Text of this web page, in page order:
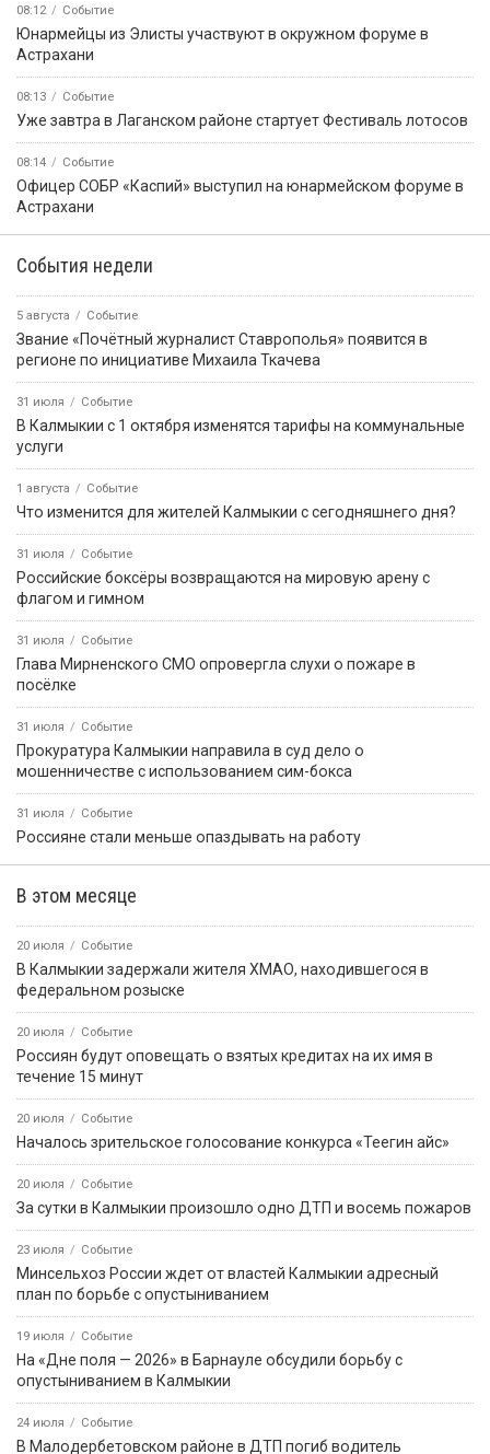
08:12 Событие
Юнармейцы из Элисты участвуют в окружном форуме в
Астрахани
08:13 Событие
Уже завтра в Лаганском районе стартует Фестиваль лотосов
08:14 Событие
Офицер СОБР «Каспий» выступил на юнармейском форуме в
Астрахани
События недели
5 августа Событие
Звание «Почётный журналист Ставрополья» появится в
регионе по инициативе Михаила Ткачева
31 июля Событие
В Калмыкии с 1 октября изменятся тарифы на коммунальные
услуги
1 августа Событие
Что изменится для жителей Калмыкии с сегодняшнего дня?
31 июля Событие
Российские боксёры возвращаются на мировую арену с
флагом и гимном
31 июля Событие
Глава Мирненского СМО опровергла слухи о пожаре в
посёлке
31 июля Событие
Прокуратура Калмыкии направила в суд дело о
мошенничестве с использованием сим-бокса
31 июля Событие
Россияне стали меньше опаздывать на работу
В этом месяце
20 июля Событие
В Калмыкии задержали жителя ХМАО, находившегося в
федеральном розыске
20 июля Событие
Россиян будут оповещать о взятых кредитах на их имя в
течение 15 минут
20 июля Событие
Началось зрительское голосование конкурса «Теегин айс»
20 июля Событие
За сутки в Калмыкии произошло одно ДТП и восемь пожаров
23 июля Событие
Минсельхоз России ждет от властей Калмыкии адресный
план по борьбе с опустыниванием
19 июля Событие
На «Дне поля — 2026» в Барнауле обсудили борьбу с
опустыниванием в Калмыкии
24 июля Событие
В Малодербетовском районе в ДТП погиб водитель